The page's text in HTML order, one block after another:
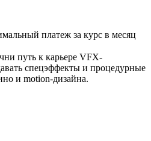
платеж за курс в месяц
путь к карьере VFX-
спецэффекты и процедурные
и motion-дизайна.